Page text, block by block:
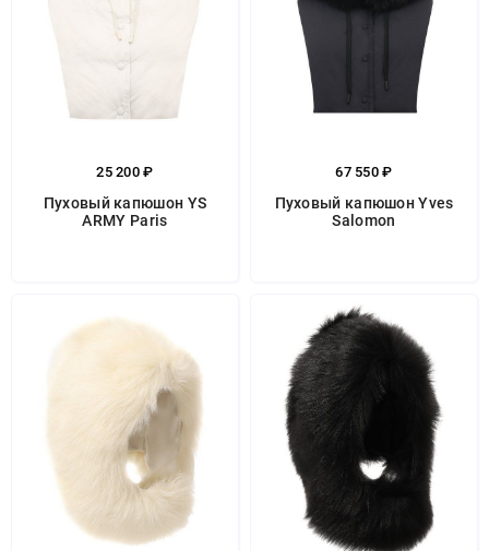
25 200 ₽
Пуховый капюшон YS
ARMY Paris
67 550 ₽
Пуховый капюшон Yves
Salomon